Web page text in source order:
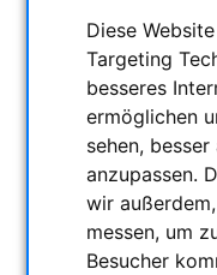
Diese
Targeting
besseres
ermöglichen
sehen,
anzupassen.
wir
messen, um
Besucher
AKTUELLE
SECONDHAND &
APM PRODUKTE
ASTROEINSTIEG
FERNGLÄSER,